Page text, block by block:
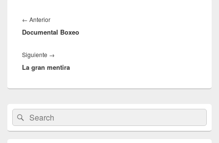
de
entradas
← AnteriorEntrada
anterior:
Documental Boxeo
Siguiente →
siguiente:
La gran mentira
área
de
widget
Buscar
por:
Buscar